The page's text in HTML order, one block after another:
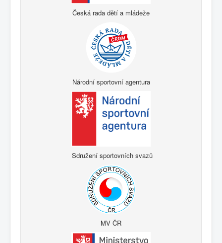
Česká rada dětí a mládeže
Národní sportovní agentura
Sdružení sportovních svazů
MV ČR